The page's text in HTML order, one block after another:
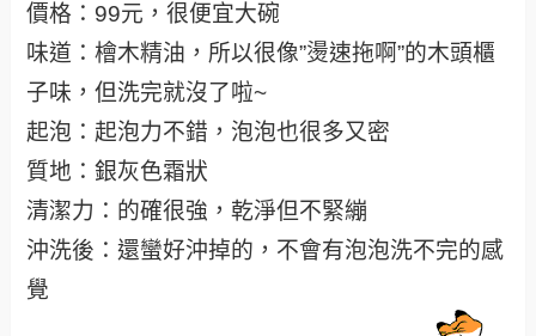
價格：99元，很便宜大碗
味道：檜木精油，所以很像”燙速拖啊”的木頭櫃
子味，但洗完就沒了啦~
起泡：起泡力不錯，泡泡也很多又密
質地：銀灰色霜狀
清潔力：的確很強，乾淨但不緊繃
沖洗後：還蠻好沖掉的，不會有泡泡洗不完的感
覺